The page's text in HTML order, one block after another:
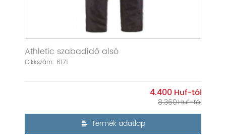
Athletic szabadidő alsó
Cikkszám: 6171
4.400
8.360
Termék adatlap